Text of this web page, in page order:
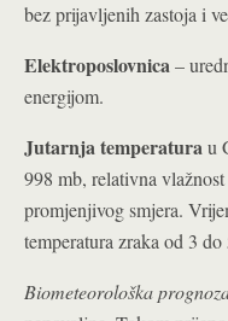
bez prijavljenih zastoja i
Elektroposlovnica–
energijom.
Jutarnja temperaturau
998 mb, relativna
promjenjivog smjera.
temperatura zraka od 3 do
Biometeorološka